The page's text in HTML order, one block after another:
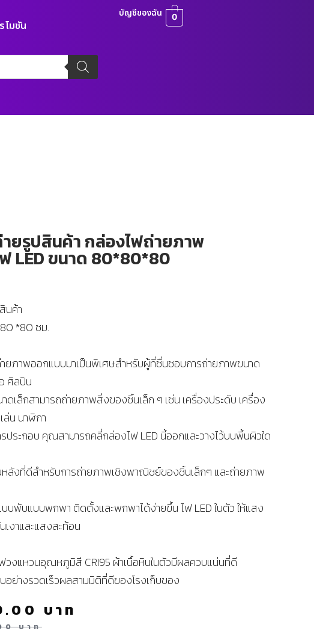
โมชัน
บัญชีของฉัน 0
ยรูปสินค้า กล่องไฟถ่ายภาพ
LED ขนาด 80*80*80
นค้า
*80 ซม.
ายภาพออกแบบมาเป็นพิเศษสำหรับผู้ที่ชื่นชอบการถ่ายภาพขนาด
ศิลปิน
ดเล็กสามารถถ่ายภาพสิ่งของชิ้นเล็ก ๆ เช่น เครื่องประดับ เครื่อง
ล่น นาฬิกา
ประกอบ คุณสามารถคลี่กล่องไฟ LED นี้ออกและวางไว้บนพื้นผิวใด
หลังที่ดีสำหรับการถ่ายภาพเชิงพาณิชย์ของชิ้นเล็กๆ และถ่ายภาพ
บพับแบบพกพา ติดตั้งและพกพาได้ง่ายขึ้น ไฟ LED ในตัว ให้แสง
เงาและแสงสะท้อน
ฟวงแหวนอุณหภูมิสี CRI95 ผ้าเนื้อหินในตัวมีผลควบแน่นที่ดี
อย่างรวดเร็วผลสามมิติที่ดีของโรงเก็บของ
บาท
บาท